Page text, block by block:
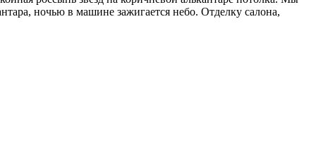
ночью в машине зажигается небо. Отделку салона,